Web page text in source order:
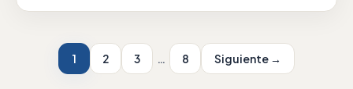
1 2 3 8 Siguiente →